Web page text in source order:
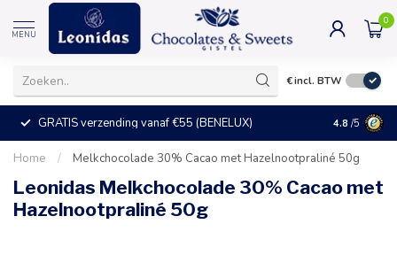
MENU
0
€incl. BTW
GRATIS verzending vanaf €55 (BENELUX) +25°C =
4.8 /5
Home / Melkchocolade 30% Cacao met Hazelnootpraliné 50g
Leonidas Melkchocolade 30% Cacao met
Hazelnootpraliné 50g